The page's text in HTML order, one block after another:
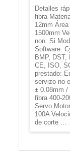
Detalles
fibra
12mm
1500mm
non: Si
Software:
BMP, DST,
CE, ISO,
prestado:
servizo no
± 0.08mm /
fibra 400-
Servo
100A
de corte ...